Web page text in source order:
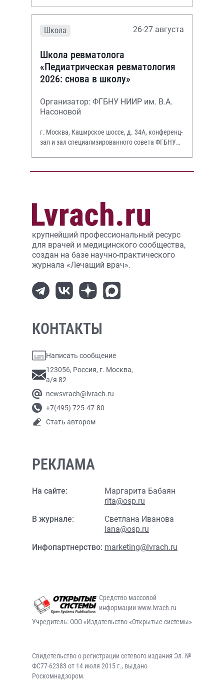
Школа 26-27 августа
Школа ревматолога
«Педиатрическая ревматология
2026: снова в школу»
Организатор: ФГБНУ НИИР им. В.А.
Насоновой
г. Москва, Каширское шоссе, д. 34А, конференц-
зал и зал специализированного совета ФГБНУ
крупнейший профессиональный ресурс
для врачей и медицинского сообщества,
создан на базе научно-практического
журнала «Лечащий врач».
КОНТАКТЫ
Написать сообщение
123056, Россия, г. Москва,
а/я 82
newsvrach@lvrach.ru
+7(495) 725-47-80
Стать автором
РЕКЛАМА
На сайте:
Маргарита Бабаян
rita@osp.ru
В журнале:
Светлана Иванова
lana@osp.ru
Инфопартнерство: marketing@lvrach.ru
Средство массовой
информации www.lvrach.ru
Учредитель: ООО «Издательство «Открытые системы»
Свидетельство о регистрации сетевого издания Эл. №
ФС77-62383 от 14 июля 2015 г., выдано
Роскомнадзором.